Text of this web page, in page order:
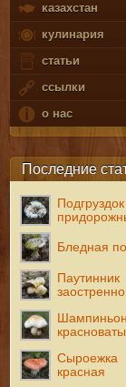
казахстан
кулинария
статьи
ссылки
о нас
Последние
Подгруздок
Бледная
Паутинник
Шампиньон
Сыроежка
красная